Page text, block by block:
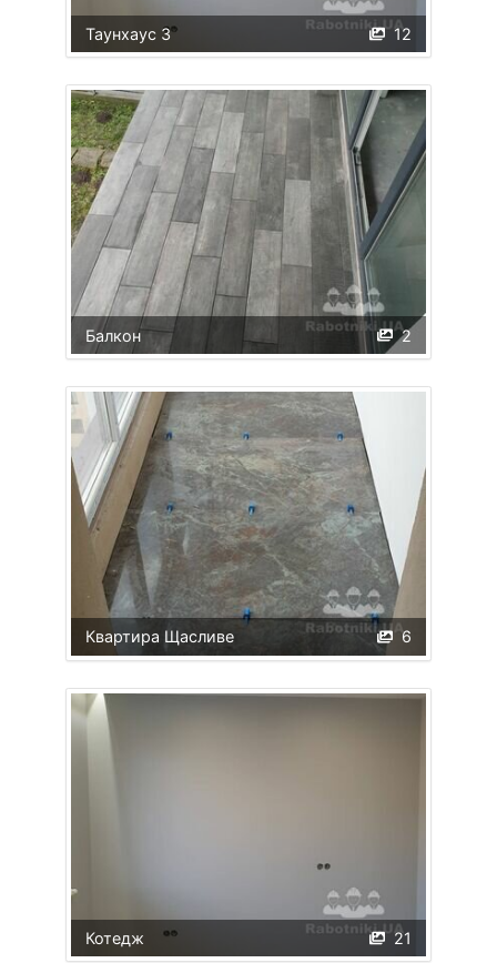
12
Таунхаус 3
2
Балкон
6
Квартира Щасливе
21
Котедж